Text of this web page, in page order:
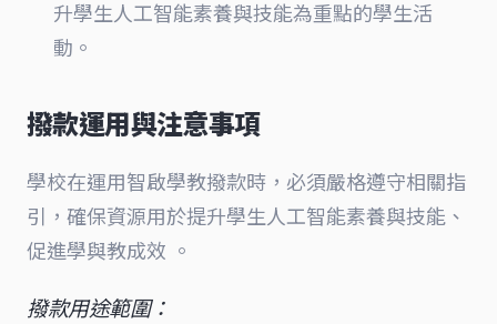
升學生人工智能素養與技能為重點的學生活
動。
撥款運用與注意事項
學校在運用智啟學教撥款時，必須嚴格遵守相關指
引，確保資源用於提升學生人工智能素養與技能、
促進學與教成效 。
撥款用途範圍：